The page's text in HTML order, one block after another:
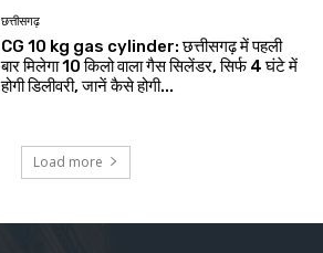
छत्तीसगढ़
CG 10 kg gas cylinder: छत्तीसगढ़ में पहली
बार मिलेगा 10 किलो वाला गैस सिलेंडर, सिर्फ 4 घंटे में
होगी डिलीवरी, जानें कैसे होगी...
Load more